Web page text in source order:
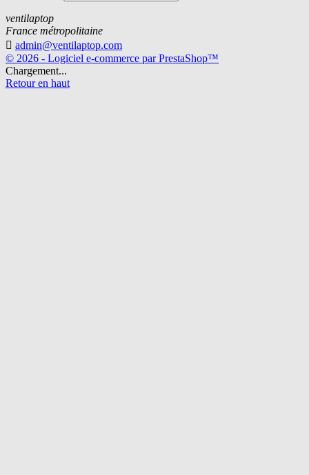
ventilaptop
France métropolitaine
 admin@ventilaptop.com
© 2026 - Logiciel e-commerce par PrestaShop™
Chargement...
Retour en haut